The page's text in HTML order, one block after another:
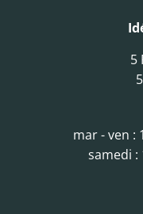
5
mar - ven :
samedi :